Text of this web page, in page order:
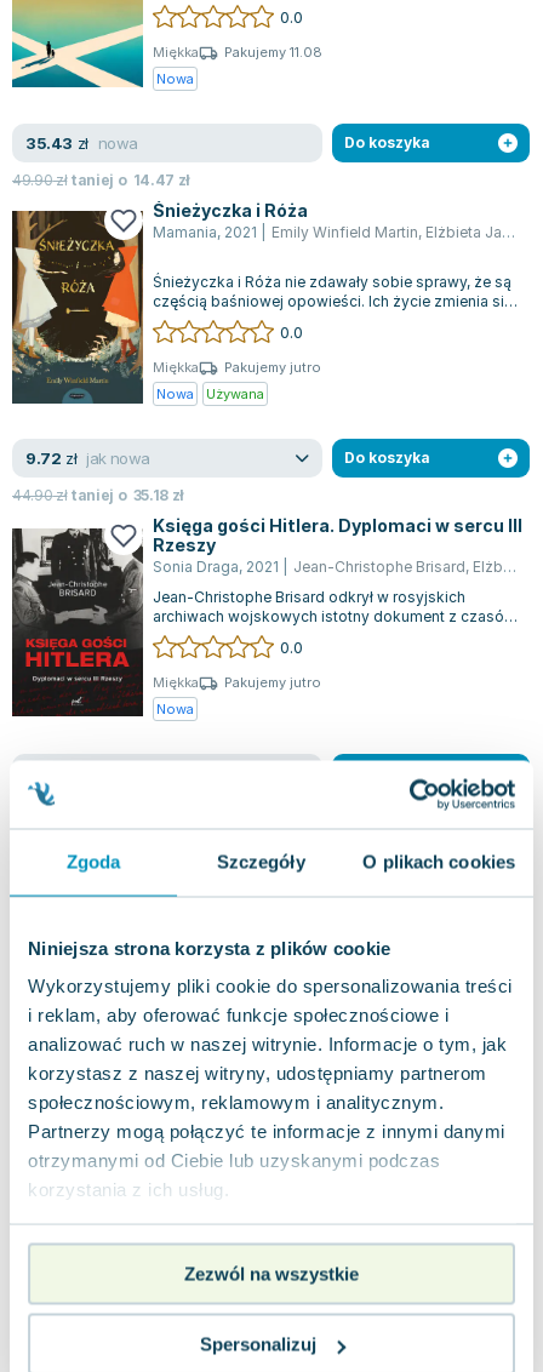
Zgoda Szczegóły O plikach cookies
Niniejsza strona korzysta z plików cookie
Wykorzystujemy pliki cookie do spersonalizowania treści
i reklam, aby oferować funkcje społecznościowe i
analizować ruch w naszej witrynie. Informacje o tym, jak
korzystasz z naszej witryny, udostępniamy partnerom
społecznościowym, reklamowym i analitycznym.
Partnerzy mogą połączyć te informacje z innymi danymi
otrzymanymi od Ciebie lub uzyskanymi podczas
korzystania z ich usług.
Zezwól na wszystkie
Spersonalizuj
Joseph Murphy
Jan Sztaudynger
Aleksander Puszkin
Małgorzata Ohme
Maddie Ziegler
Leszek Czarnecki
Joanna Racewicz
Maria Seweryn
Janina Zającówna
Eric Helms
Anna Prus (oprac.)
Nela Mała Reporterka
Barbara Wrzesińska
Terry Pratchett
Virginia Woolf
Lorraine Warren
Ajahn Brahm
Lucinda Riley
Jacek Walkiewicz
w społeczeństwie. Młoda Maya, stają...
0.0
Miękka
Pakujemy 11.08
Nowa
35.43 zł nowa
49.90złtaniej o 14.47 zł
Do koszyka
Śnieżyczka i Róża
Mamania, 2021 Emily Winfield Martin, Elżbieta Janota
Śnieżyczka i Róża nie zdawały sobie sprawy, że są
częścią baśniowej opowieści. Ich życie zmienia się
diametralnie, gdy tajemnicze...
0.0
Miękka
Pakujemy jutro
Nowa
Używana
9.72 zł jak nowa
44.90złtaniej o 35.18 zł
Do koszyka
Księga gości Hitlera. Dyplomaci w sercu III
Rzeszy
Sonia Draga, 2021 Jean-Christophe Brisard, Elżbieta Janota
Jean-Christophe Brisard odkrył w rosyjskich
archiwach wojskowych istotny dokument z czasów
II wojny światowej: księgę gości Hitler...
0.0
Miękka
Pakujemy jutro
Nowa
42.90zł